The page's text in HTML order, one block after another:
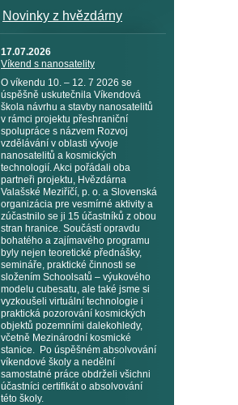
Novinky z hvězdárny
17.07.2026
Víkend s nanosatelity
O víkendu 10. – 12. 7 2026 se
úspěšně uskutečnila Víkendová
škola návrhu a stavby nanosatelitů
v rámci projektu přeshraniční
spolupráce s názvem Rozvoj
vzdělávání v oblasti vývoje
nanosatelitů a kosmických
technologií. Akci pořádali oba
partneři projektu, Hvězdárna
Valašské Meziříčí, p. o. a Slovenská
organizácia pre vesmírné aktivity a
zúčastnilo se ji 15 účastníků z obou
stran hranice. Součástí opravdu
bohatého a zajímavého programu
byly nejen teoretické přednášky,
semináře, praktické činnosti se
složením Schoolsatů – výukového
modelu cubesatu, ale také jsme si
vyzkoušeli virtuální technologie i
praktická pozorování kosmických
objektů pozemními dalekohledy,
včetně Mezinárodní kosmické
stanice. Po úspěšném absolvování
víkendové školy a nedělní
samostatné práce obdrželi všichni
účastníci certifikát o absolvování
této školy.